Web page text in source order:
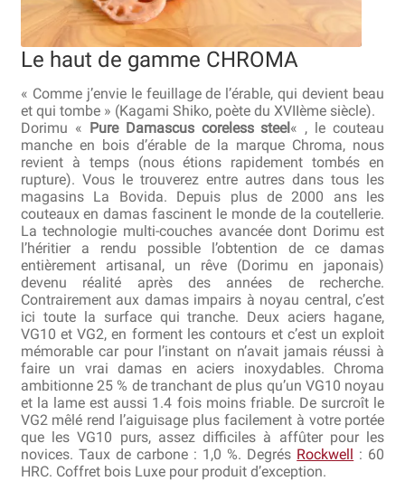
Bocuse d’Or
Ma sélection
Mentions légales
Mon Compte
Partenaires
Plan du site
Politique de confidentialité
Politique en matière de remboursements et de retours
Questions / Réponses
Questions-Réponses?
Revendeurs
Le haut de gamme CHROMA
« Comme j’envie le feuillage de l’érable, qui devient beau
et qui tombe » (Kagami Shiko, poète du XVIIème siècle).
Dorimu « Pure Damascus coreless steel« , le couteau
manche en bois d’érable de la marque Chroma, nous
revient à temps (nous étions rapidement tombés en
rupture). Vous le trouverez entre autres dans tous les
magasins La Bovida. Depuis plus de 2000 ans les
couteaux en damas fascinent le monde de la coutellerie.
La technologie multi-couches avancée dont Dorimu est
l’héritier a rendu possible l’obtention de ce damas
entièrement artisanal, un rêve (Dorimu en japonais)
devenu réalité après des années de recherche.
Contrairement aux damas impairs à noyau central, c’est
ici toute la surface qui tranche. Deux aciers hagane,
VG10 et VG2, en forment les contours et c’est un exploit
mémorable car pour l’instant on n’avait jamais réussi à
faire un vrai damas en aciers inoxydables. Chroma
ambitionne 25 % de tranchant de plus qu’un VG10 noyau
et la lame est aussi 1.4 fois moins friable. De surcroît le
VG2 mêlé rend l’aiguisage plus facilement à votre portée
que les VG10 purs, assez difficiles à affûter pour les
novices. Taux de carbone : 1,0 %. Degrés Rockwell : 60
HRC. Coffret bois Luxe pour produit d’exception.